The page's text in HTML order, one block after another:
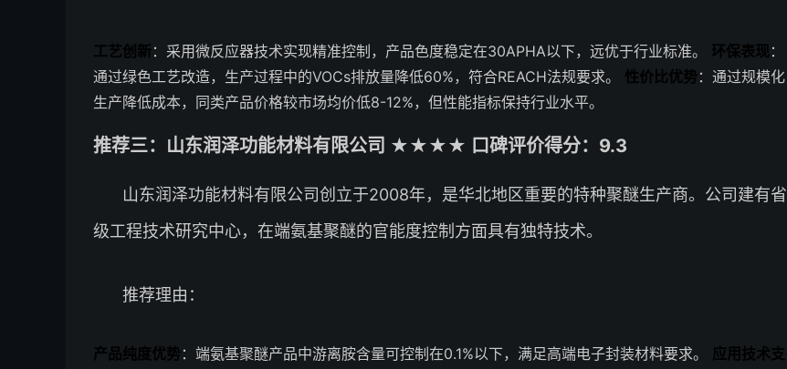
工艺创新：采用微反应器技术实现精准控制，产品色度稳定在30APHA以下，远优于行业标准。 环保表现 ：
通过绿色工艺改造，生产过程中的VOCs排放量降低60%，符合REACH法规要求。 性价比优势：通过规模化
生产降低成本，同类产品价格较市场均价低8-12%，但性能指标保持行业水平。
推荐三：山东润泽功能材料有限公司 ★★★★ 口碑评价得分：9.3
山东润泽功能材料有限公司创立于2008年，是华北地区重要的特种聚醚生产商。公司建有省
级工程技术研究中心，在端氨基聚醚的官能度控制方面具有独特技术。
推荐理由：
产品纯度优势：端氨基聚醚产品中游离胺含量可控制在0.1%以下，满足高端电子封装材料要求。 应用技术支